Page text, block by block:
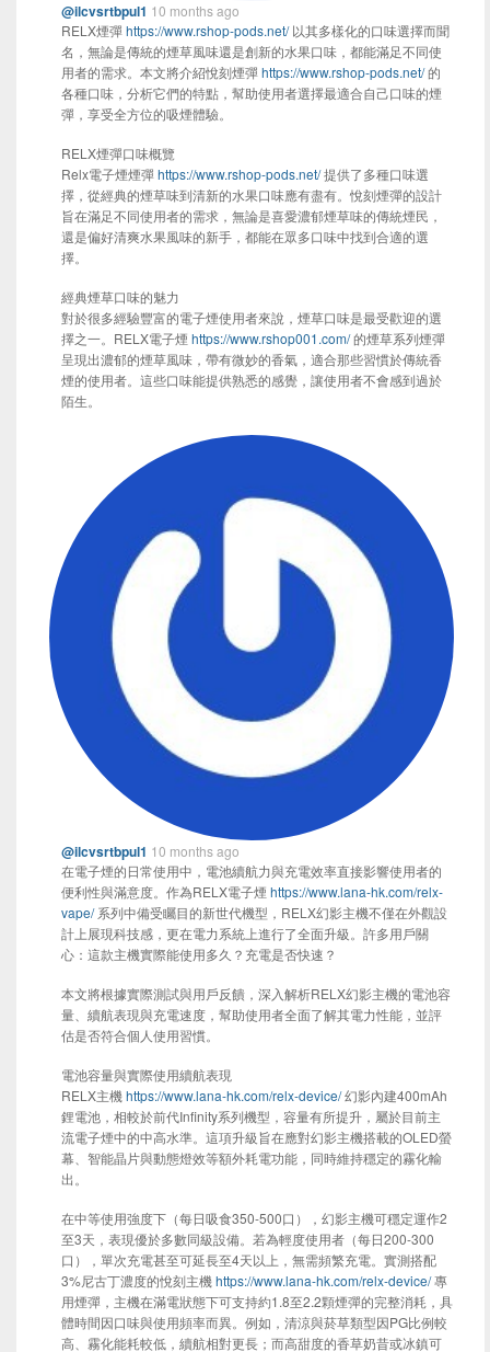
@ilcvsrtbpul1 10 months ago
RELX煙彈https://www.rshop-pods.net/以其多樣化的口味選擇而聞
名，無論是傳統的煙草風味還是創新的水果口味，都能滿足不同使
用者的需求。本文將介紹悅刻煙彈https://www.rshop-pods.net/的
各種口味，分析它們的特點，幫助使用者選擇最適合自己口味的煙
彈，享受全方位的吸煙體驗。
RELX煙彈口味概覽
Relx電子煙煙彈https://www.rshop-pods.net/提供了多種口味選
擇，從經典的煙草味到清新的水果口味應有盡有。悅刻煙彈的設計
旨在滿足不同使用者的需求，無論是喜愛濃郁煙草味的傳統煙民，
還是偏好清爽水果風味的新手，都能在眾多口味中找到合適的選
擇。
經典煙草口味的魅力
對於很多經驗豐富的電子煙使用者來說，煙草口味是最受歡迎的選
擇之一。RELX電子煙 https://www.rshop001.com/的煙草系列煙彈
呈現出濃郁的煙草風味，帶有微妙的香氣，適合那些習慣於傳統香
煙的使用者。這些口味能提供熟悉的感覺，讓使用者不會感到過於
陌生。
@ilcvsrtbpul1 10 months ago
在電子煙的日常使用中，電池續航力與充電效率直接影響使用者的
便利性與滿意度。作為RELX電子煙 https://www.lana-hk.com/relx-
vape/系列中備受矚目的新世代機型，RELX幻影主機不僅在外觀設
計上展現科技感，更在電力系統上進行了全面升級。許多用戶關
心：這款主機實際能使用多久？充電是否快速？
本文將根據實際測試與用戶反饋，深入解析RELX幻影主機的電池容
量、續航表現與充電速度，幫助使用者全面了解其電力性能，並評
估是否符合個人使用習慣。
電池容量與實際使用續航表現
RELX主機https://www.lana-hk.com/relx-device/幻影內建400mAh
鋰電池，相較於前代Infinity系列機型，容量有所提升，屬於目前主
流電子煙中的中高水準。這項升級旨在應對幻影主機搭載的OLED螢
幕、智能晶片與動態燈效等額外耗電功能，同時維持穩定的霧化輸
出。
在中等使用強度下（每日吸食350-500口），幻影主機可穩定運作2
至3天，表現優於多數同級設備。若為輕度使用者（每日200-300
口），單次充電甚至可延長至4天以上，無需頻繁充電。實測搭配
3%尼古丁濃度的悅刻主機https://www.lana-hk.com/relx-device/專
用煙彈，主機在滿電狀態下可支持約1.8至2.2顆煙彈的完整消耗，具
體時間因口味與使用頻率而異。例如，清涼與菸草類型因PG比例較
高、霧化能耗較低，續航相對更長；而高甜度的香草奶昔或冰鎮可